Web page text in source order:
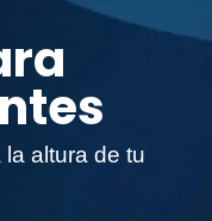
altura de tu